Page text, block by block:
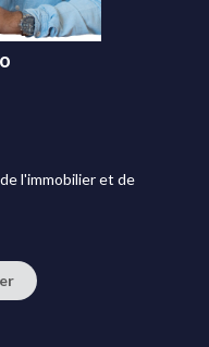
l'immobilier et de